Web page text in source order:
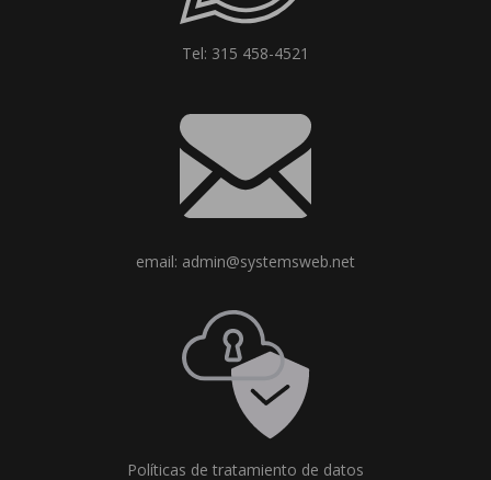
Tel: 315 458-4521
email: admin@systemsweb.net
Políticas de tratamiento de datos